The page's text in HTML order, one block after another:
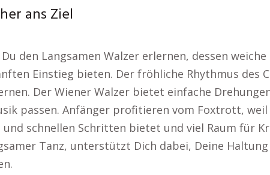
ans Ziel
den Langsamen Walzer erlernen, dessen weiche
Einstieg bieten. Der fröhliche Rhythmus des
Der Wiener Walzer bietet einfache
passen. Anfänger profitieren vom Foxtrott, weil
und schnellen Schritten bietet und viel Raum für
Tanz, unterstützt Dich dabei, Deine